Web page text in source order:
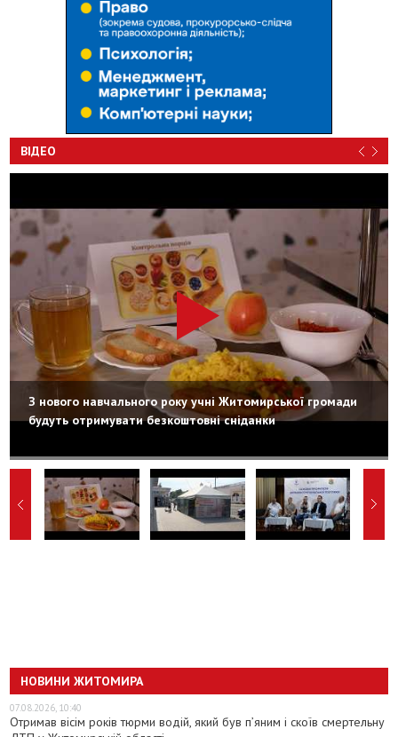
ВІДЕО
З нового навчального року учні Житомирської громади
будуть отримувати безкоштовні сніданки
НОВИНИ ЖИТОМИРА
07.08.2026, 10:40
Отримав вісім років тюрми водій, який був п’яним і скоїв смертельну